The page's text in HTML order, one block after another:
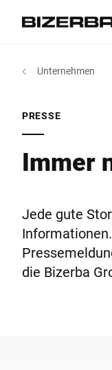
Service
MyBizerba
Amerika
Australien
Afrika
Unternehmen
PRESSE
Immer
Jede gute
die Bizerba